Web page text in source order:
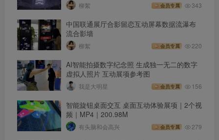
柳絮 会员专属 343
中国联通展厅合影留恋互动屏幕数据流瀑布
流合影墙
柳絮 会员专属 220
AI智能拍摄数字纪念照 生成独一无二的数字
虚拟人照片 互动展项参考图
我是大明星 会员专属 156
智能旋钮桌面交互 桌面互动体验展项｜2个视
频｜MP4｜200.98M
有头脑和会高兴 会员专属 279